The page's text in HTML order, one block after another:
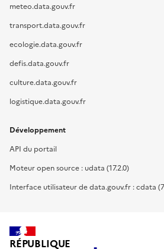
meteo.data.gouv.fr
transport.data.gouv.fr
ecologie.data.gouv.fr
defis.data.gouv.fr
culture.data.gouv.fr
logistique.data.gouv.fr
Développement
API du portail
Moteur open source : udata (17.2.0)
Interface utilisateur de data.gouv.fr : cdata
RÉPUBLIQUE